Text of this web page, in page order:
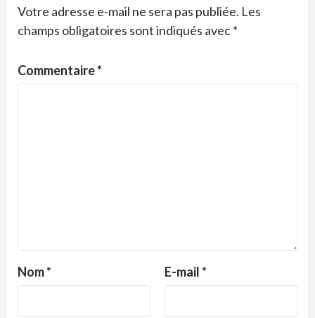
Votre adresse e-mail ne sera pas publiée. Les
champs obligatoires sont indiqués avec*
Commentaire*
Nom* E-mail*